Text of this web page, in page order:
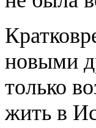
новыми
только
жить в